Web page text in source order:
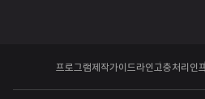
프로그램제작가이드라인 고충처리인